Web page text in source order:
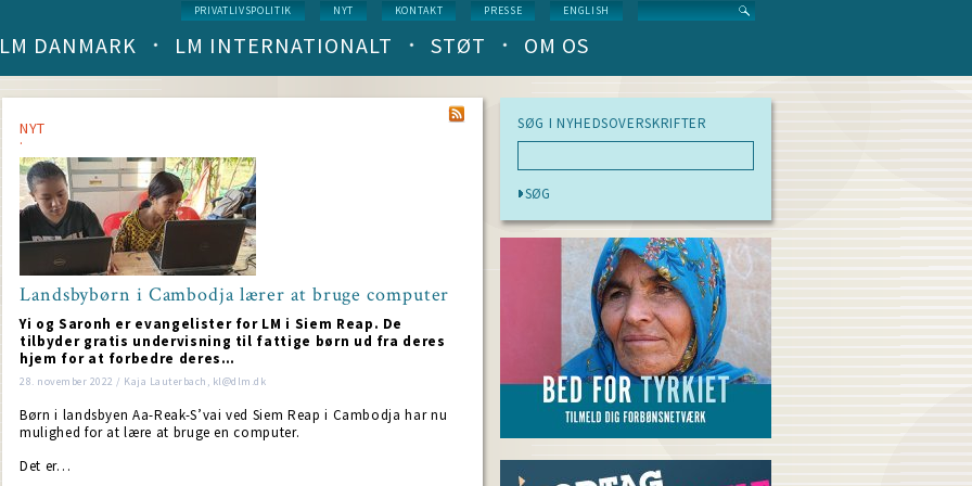
Service
menu
PRIVATLIVSPOLITIK NYT KONTAKT PRESSE ENGLISH
Main
(level
1)
LM DANMARK LM INTERNATIONALT STØT OM OS
NYT
Landsbybørn i Cambodja lærer at bruge computer
Yi og Saronh er evangelister for LM i Siem Reap. De
tilbyder gratis undervisning til fattige børn ud fra deres
hjem for at forbedre deres…
28. november 2022 / Kaja Lauterbach, kl@dlm.dk
Børn i landsbyen Aa-Reak-S’vai ved Siem Reap i Cambodja har nu
mulighed for at lære at bruge en computer.
Det er…
SØG I NYHEDSOVERSKRIFTER